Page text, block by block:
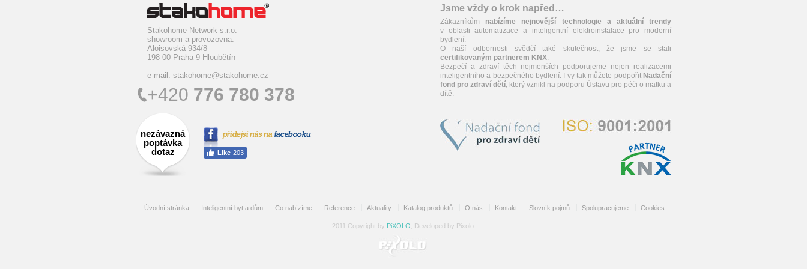
Stakohome Network s.r.o.
showroom a provozovna:
Aloisovská 934/8
198 00 Praha 9-Hloubětín
e-mail: stakohome@stakohome.cz
+420 776 780 378
nezávazná
poptávka
dotaz
Jsme vždy o krok napřed…
Zákazníkům nabízíme nejnovější technologie a aktuální trendy
v oblasti automatizace a inteligentní elektroinstalace pro moderní
bydlení.
O naší odbornosti svědčí také skutečnost, že jsme se stali
certifikovaným partnerem KNX.
Bezpečí a zdraví těch nejmenších podporujeme nejen realizacemi
inteligentního a bezpečného bydlení. I vy tak můžete podpořit Nadační
fond pro zdraví dětí, který vznikl na podporu Ústavu pro péči o matku a
dítě.
Úvodní stránka Inteligentní byt a dům Co nabízíme Reference Aktuality Katalog produktů O nás Kontakt Slovník pojmů Spolupracujeme Cookies
2011 Copyright by PiXOLO , Developed by Pixolo.